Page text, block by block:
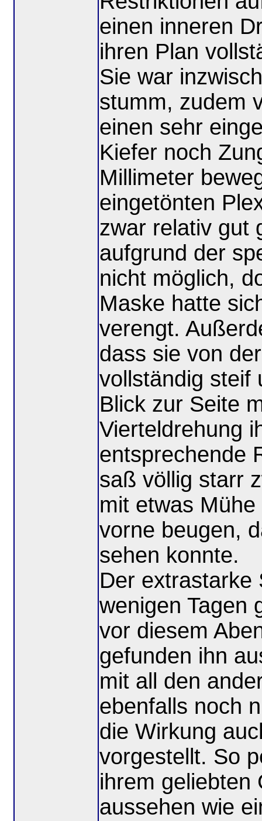
einen inneren
ihren Plan
Sie war
stumm, zudem
einen sehr
Kiefer noch
Millimeter
eingetönten
zwar relativ gut
aufgrund der
nicht möglich,
Maske hatte
verengt.
dass sie von
vollständig steif
Blick zur Seite
Vierteldrehung
entsprechende
saß völlig starr
mit etwas
vorne beugen,
sehen konnte.
Der extrastarke
wenigen Tagen
vor diesem
gefunden ihn
mit all den
ebenfalls noch
die Wirkung
vorgestellt. So
ihrem geliebten
aussehen wie